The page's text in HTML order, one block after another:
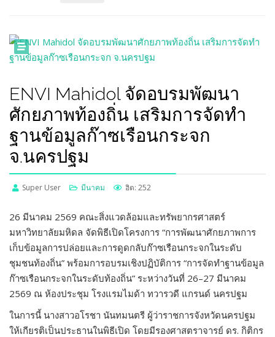
ENVI Mahidol จัดอบรมพัฒนา
ศักยภาพท้องถิ่น เสริมการจัดทำ
ฐานข้อมูลก๊าซเรือนกระจก
จ.นครปฐม
Super User มีนาคม ฮิต: 252
26 มีนาคม 2569 คณะสิ่งแวดล้อมและทรัพยากรศาสตร์
มหาวิทยาลัยมหิดล จัดพิธีเปิดโครงการ “การพัฒนาศักยภาพการ
เก็บข้อมูลการปล่อยและการดูดกลับก๊าซเรือนกระจกในระดับ
ชุมชนท้องถิ่น” พร้อมการอบรมเชิงปฏิบัติการ “การจัดทำฐานข้อมูล
ก๊าซเรือนกระจกในระดับท้องถิ่น” ระหว่างวันที่ 26–27 มีนาคม
2569 ณ ห้องประชุม โรงแรมไมด้า ทวารวดี แกรนด์ นครปฐม
ในการนี้ นางสาวอโรชา นันทมนตรี ผู้ว่าราชการจังหวัดนครปฐม
ให้เกียรติเป็นประธานในพิธีเปิด โดยมีรองศาสตราจารย์ ดร. กิติกร